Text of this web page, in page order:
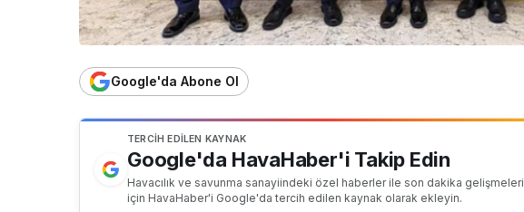
Google'da Abone Ol
TERCIH EDILEN KAYNAK
Google'da HavaHaber'i Takip Edin
Havacılık ve savunma sanayiindeki özel haberler ile son dakika gelişmeleri
için HavaHaber'i Google'da tercih edilen kaynak olarak ekleyin.